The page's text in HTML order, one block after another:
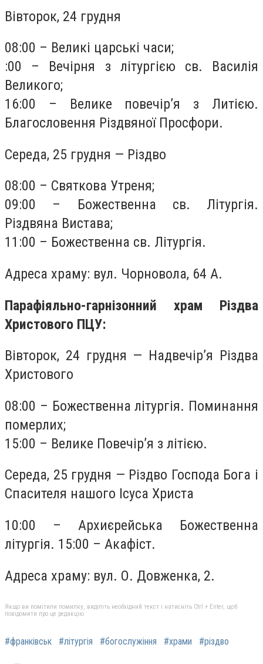
Вівторок, 24 грудня
08:00 – Великі царські часи;
:00 – Вечірня з літургією св. Василія
Великого;
16:00 – Велике повечір’я з Литією.
Благословення Різдвяної Просфори.
Середа, 25 грудня — Різдво
08:00 – Святкова Утреня;
09:00 – Божественна св. Літургія.
Різдвяна Вистава;
11:00 – Божественна св. Літургія.
Адреса храму: вул. Чорновола, 64 А.
Парафіяльно-гарнізонний храм Різдва
Христового ПЦУ:
Вівторок, 24 грудня — Надвечір’я Різдва
Христового
08:00 – Божественна літургія. Поминання
померлих;
15:00 – Велике Повечір’я з літією.
Середа, 25 грудня — Різдво Господа Бога і
Спасителя нашого Ісуса Христа
10:00 – Архиєрейська Божественна
літургія. 15:00 – Акафіст.
Адреса храму: вул. О. Довженка, 2.
Якщо ви помітили помилку, виділіть необхідний текст і натисніть Ctrl + Enter, щоб
повідомити про це редакцію
#франківськ #літургія #богослужіння #храми #різдво